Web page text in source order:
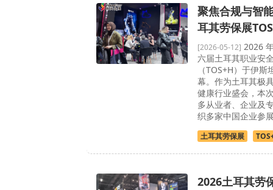
聚焦合规与智
耳其劳保展
[2026-05-12] 2026
六届土耳其职业安
（TOS+H）于伊
幕。作为土耳其极
健康行业盛会，本
多从业者、企业及
织多家中国企业参
土耳其劳保展
2026土耳其劳